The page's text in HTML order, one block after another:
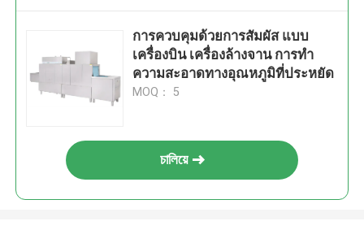
การควบคุมด้วยการสัมผัส แบบ
เครื่องบิน เครื่องล้างจาน การทํา
ความสะอาดทางอุณหภูมิที่ประหยัด
MOQ： 5
চালিয়ে